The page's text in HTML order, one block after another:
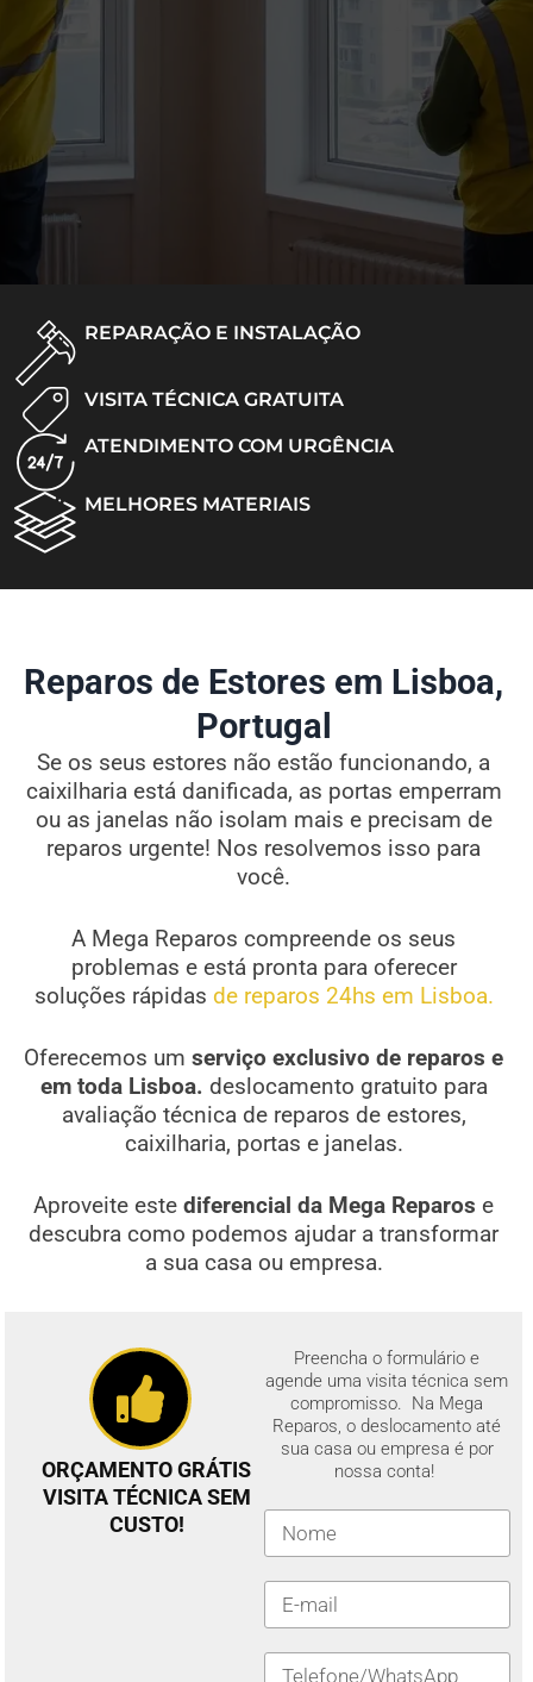
REPARAÇÃO E INSTALAÇÃO
VISITA TÉCNICA GRATUITA
ATENDIMENTO COM URGÊNCIA
MELHORES MATERIAIS
Reparos de Estores em Lisboa,
Portugal
Se os seus estores não estão funcionando, a
caixilharia está danificada, as portas emperram
ou as janelas não isolam mais e precisam de
reparos urgente! Nos resolvemos isso para
você.
A Mega Reparos compreende os seus
problemas e está pronta para oferecer
soluções rápidas de reparos 24hs em Lisboa.
Oferecemos um serviço exclusivo de reparos e
em toda Lisboa. deslocamento gratuito para
avaliação técnica de reparos de estores,
caixilharia, portas e janelas.
Aproveite estediferencial da Mega Reparos e
descubra como podemos ajudar a transformar
a sua casa ou empresa.
ORÇAMENTO GRÁTIS
VISITA TÉCNICA SEM
CUSTO!
Preencha o formulário e
agende uma visita técnica sem
compromisso. Na Mega
Reparos, o deslocamento até
sua casa ou empresa é por
nossa conta!